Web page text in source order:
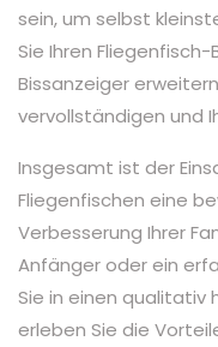
sein, um selbst
Sie Ihren
Bissanzeiger
vervollständigen und
Insgesamt ist der
Fliegenfischen eine
Verbesserung Ihrer
Anfänger oder ein
Sie in einen qualitativ
erleben Sie die